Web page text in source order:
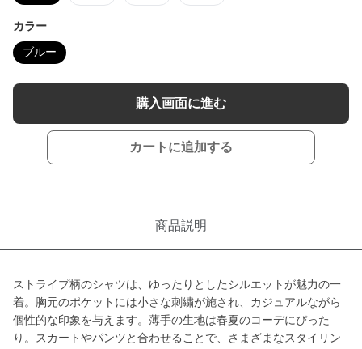
カラー
ブルー
購入画面に進む
カートに追加する
商品説明
ストライプ柄のシャツは、ゆったりとしたシルエットが魅力の一
着。胸元のポケットには小さな刺繍が施され、カジュアルながら
個性的な印象を与えます。薄手の生地は春夏のコーデにぴった
り。スカートやパンツと合わせることで、さまざまなスタイリン